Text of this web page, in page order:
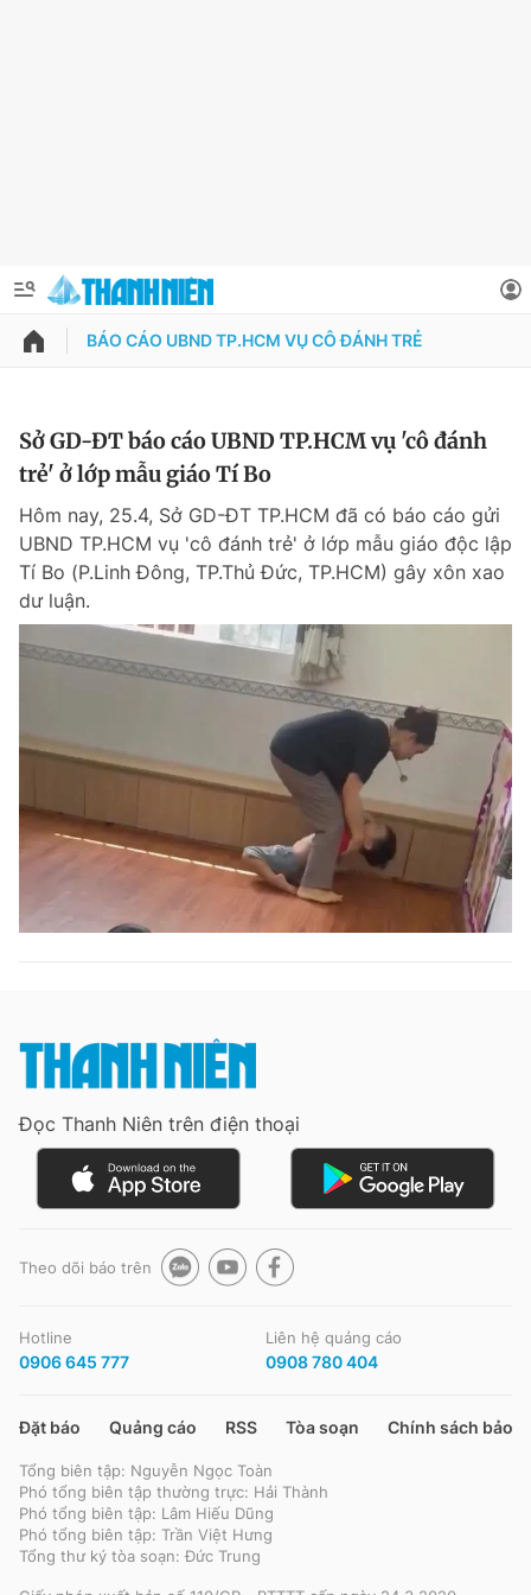
QUẢNG CÁO
Chuyên mục khác
Chào ngày mới
Tin thị trường Tin 360
Video Magazine
Sản phẩm khác
Bạn cần biết
Đọc Thanh Niên trên điện thoại
Hotline Liên hệ quảng cáo
Tổng biên tập: Nguyễn Ngọc Toàn
Phó tổng biên tập thường trực: Hải Thành
Phó tổng biên tập: Lâm Hiếu Dũng
Phó tổng biên tập: Trần Việt Hưng
Thông tin tài khoản
Đổi mật khẩu
Tin đã lưu
Tin đã xem
Đăng xuất
BÁO CÁO UBND TP.HCM VỤ CÔ ĐÁNH TRẺ
Sở GD-ĐT báo cáo UBND TP.HCM vụ 'cô đánh
trẻ' ở lớp mẫu giáo Tí Bo
Hôm nay, 25.4, Sở GD-ĐT TP.HCM đã có báo cáo gửi
UBND TP.HCM vụ 'cô đánh trẻ' ở lớp mẫu giáo độc lập
Tí Bo (P.Linh Đông, TP.Thủ Đức, TP.HCM) gây xôn xao
dư luận.
Đọc Thanh Niên trên điện thoại
Theo dõi báo trên
Hotline
0906 645 777
Liên hệ quảng cáo
0908 780 404
Đặt báo Quảng cáo RSS Tòa soạn Chính sách bảo
Tổng biên tập: Nguyễn Ngọc Toàn
Phó tổng biên tập thường trực: Hải Thành
Phó tổng biên tập: Lâm Hiếu Dũng
Phó tổng biên tập: Trần Việt Hưng
Tổng thư ký tòa soạn: Đức Trung